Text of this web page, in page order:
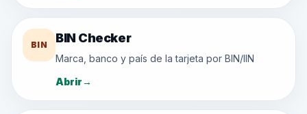
BIN BIN Checker
Marca, banco y país de la tarjeta por BIN/IIN
Abrir→